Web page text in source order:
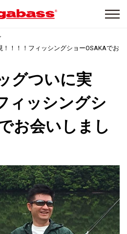
！！！！フィッシングショーOSAKAでお
グついに実
ィッシングシ
お会いしまし